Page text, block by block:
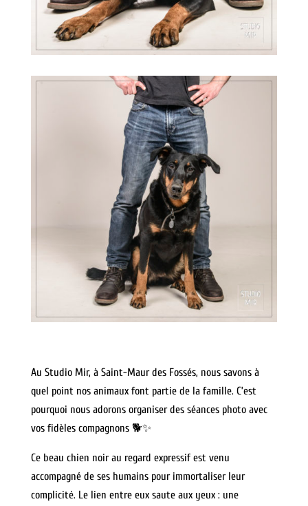
Au Studio Mir, à Saint-Maur des Fossés, nous savons à
quel point nos animaux font partie de la famille. C’est
pourquoi nous adorons organiser des séances photo avec
vos fidèles compagnons 🐕✨
Ce beau chien noir au regard expressif est venu
accompagné de ses humains pour immortaliser leur
complicité. Le lien entre eux saute aux yeux : une